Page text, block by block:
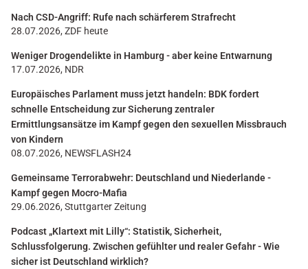
Nach CSD-Angriff: Rufe nach schärferem Strafrecht
28.07.2026, ZDF heute
Weniger Drogendelikte in Hamburg - aber keine Entwarnung
17.07.2026, NDR
Europäisches Parlament muss jetzt handeln: BDK fordert
schnelle Entscheidung zur Sicherung zentraler
Ermittlungsansätze im Kampf gegen den sexuellen Missbrauch
von Kindern
08.07.2026, NEWSFLASH24
Gemeinsame Terrorabwehr: Deutschland und Niederlande -
Kampf gegen Mocro-Mafia
29.06.2026, Stuttgarter Zeitung
Podcast „Klartext mit Lilly“: Statistik, Sicherheit,
Schlussfolgerung. Zwischen gefühlter und realer Gefahr - Wie
sicher ist Deutschland wirklich?